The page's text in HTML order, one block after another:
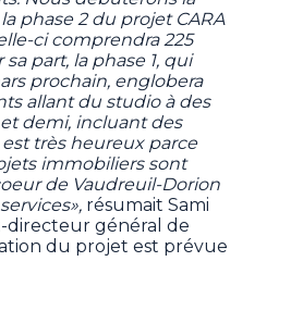
phase 2 du projet CARA
ci comprendra 225
part, la phase 1, qui
prochain, englobera
allant du studio à des
demi, incluant des
très heureux parce
immobiliers sont
de Vaudreuil-Dorion
résumait Sami
directeur général de
du projet est prévue